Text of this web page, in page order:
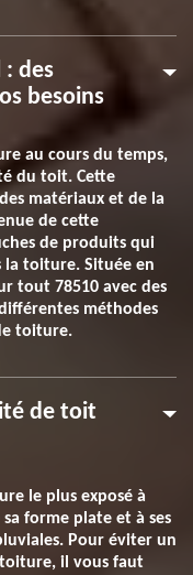
des
besoins
au cours du temps,
du toit. Cette
matériaux et de la
de cette
de produits qui
la toiture. Située en
tout 78510 avec des
méthodes
toiture.
de toit
le plus exposé à
sa forme plate et à ses
Pour éviter un
il vous faut